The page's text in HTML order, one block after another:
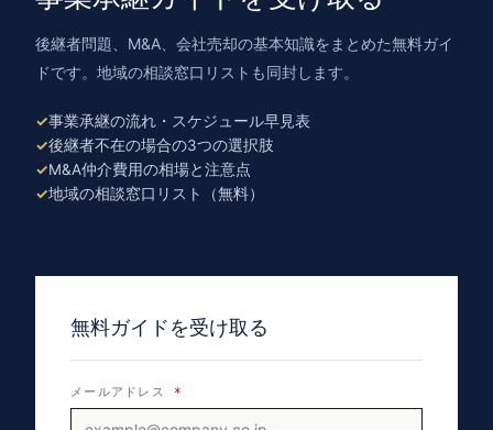
後継者問題、M&A、会社売却の基本知識をまとめた無料ガイ
ドです。地域の相談窓口リストも同封します。
事業承継の流れ・スケジュール早見表
後継者不在の場合の3つの選択肢
M&A仲介費用の相場と注意点
地域の相談窓口リスト（無料）
無料ガイドを受け取る
メールアドレス *